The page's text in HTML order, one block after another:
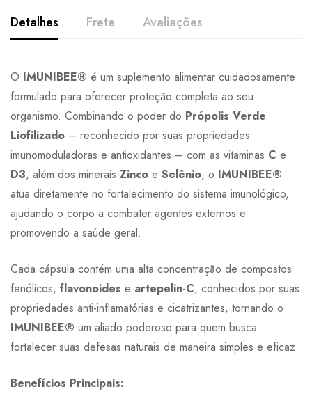
Detalhes Frete Avaliações
O IMUNIBEE® é um suplemento alimentar cuidadosamente
formulado para oferecer proteção completa ao seu
organismo. Combinando o poder do Própolis Verde
Liofilizado – reconhecido por suas propriedades
imunomoduladoras e antioxidantes – com as vitaminas C e
D3, além dos minerais Zinco e Selênio, o IMUNIBEE®
atua diretamente no fortalecimento do sistema imunológico,
ajudando o corpo a combater agentes externos e
promovendo a saúde geral.
Cada cápsula contém uma alta concentração de compostos
fenólicos, flavonoides e artepelin-C, conhecidos por suas
propriedades anti-inflamatórias e cicatrizantes, tornando o
IMUNIBEE® um aliado poderoso para quem busca
fortalecer suas defesas naturais de maneira simples e eficaz.
Benefícios Principais: